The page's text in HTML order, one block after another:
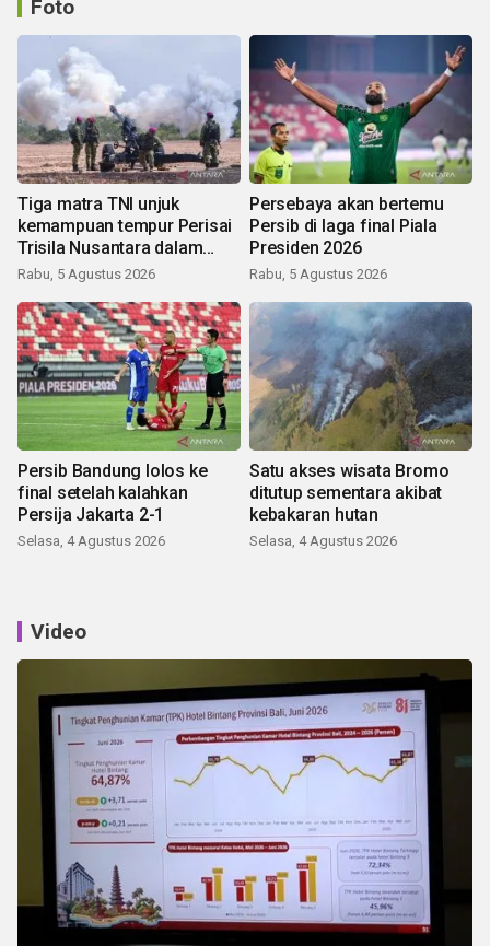
Foto
Tiga matra TNI unjuk
kemampuan tempur Perisai
Trisila Nusantara dalam
latihan di Kepri
Rabu, 5 Agustus 2026
Persebaya akan bertemu
Persib di laga final Piala
Presiden 2026
Rabu, 5 Agustus 2026
Persib Bandung lolos ke
final setelah kalahkan
Persija Jakarta 2-1
Selasa, 4 Agustus 2026
Satu akses wisata Bromo
ditutup sementara akibat
kebakaran hutan
Selasa, 4 Agustus 2026
Video